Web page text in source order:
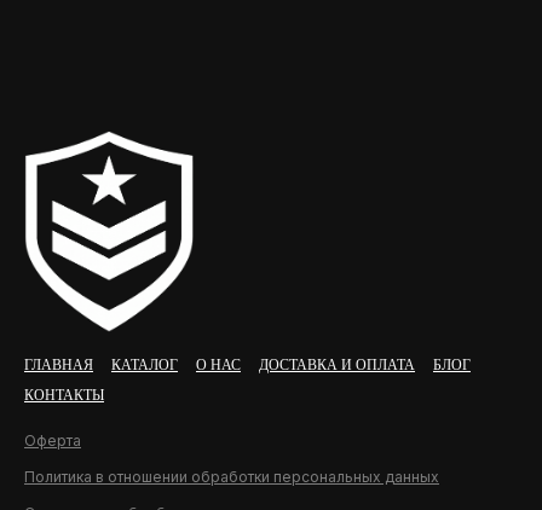
ГЛАВНАЯ КАТАЛОГ О НАС ДОСТАВКА И ОПЛАТА
БЛОГ
КОНТАКТЫ
Оферта
Политика в отношении обработки персональных данных